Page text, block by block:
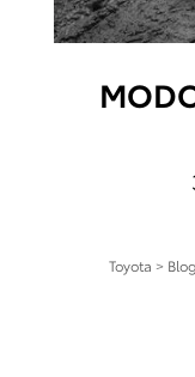
Toyota > Blog